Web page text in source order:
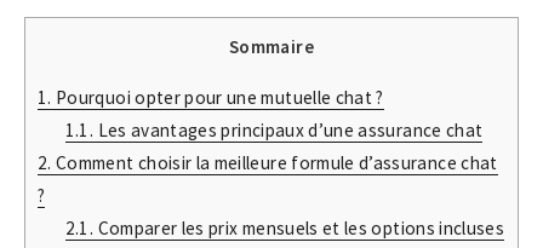
Sommaire
1. Pourquoi opter pour une mutuelle chat ?
1.1. Les avantages principaux d’une assurance chat
2. Comment choisir la meilleure formule d’assurance chat
?
2.1. Comparer les prix mensuels et les options incluses